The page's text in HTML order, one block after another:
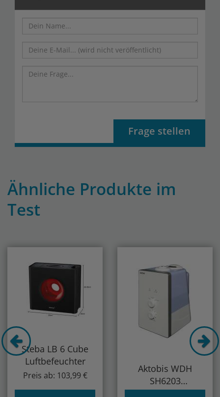
Frage stellen
Ähnliche Produkte im
Test
Steba LB 6 Cube
Luftbefeuchter
Preis ab: 103,99 €
Aktobis WDH
SH6203
Luftbefeuchter
Previous